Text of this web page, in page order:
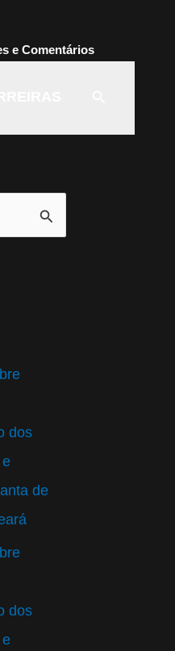
e Comentários
dos
de
dos